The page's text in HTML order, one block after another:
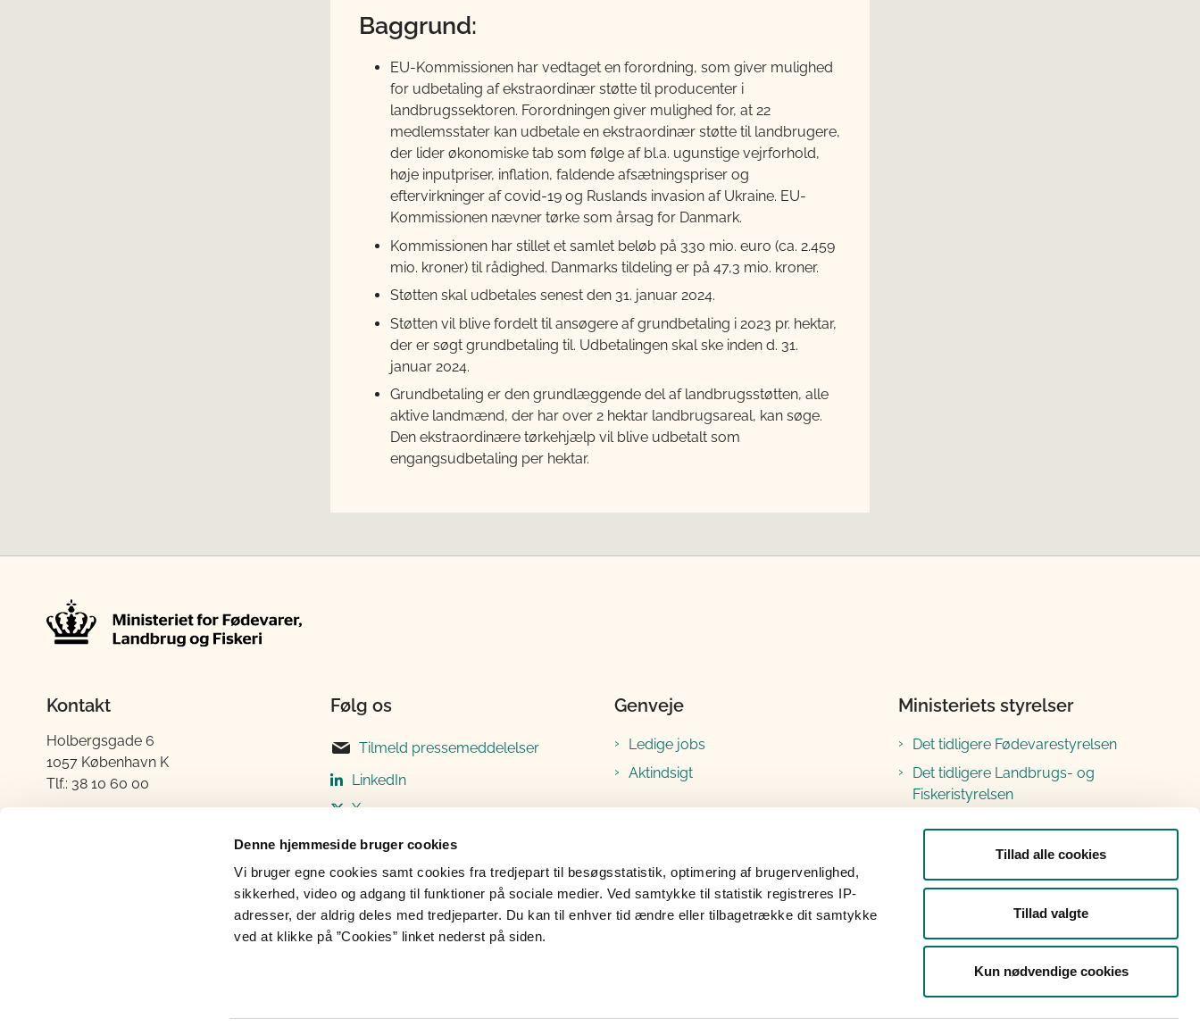
Denne hjemmeside bruger cookies
Vi bruger egne cookies samt cookies fra tredjepart til besøgsstatistik, optimering af brugervenlighed,
sikkerhed, video og adgang til funktioner på sociale medier. Ved samtykke til statistik registreres IP-
adresser, der aldrig deles med tredjeparter. Du kan til enhver tid ændre eller tilbagetrække dit samtykke
ved at klikke på ”Cookies” linket nederst på siden.
Tillad alle cookies
Tillad valgte
Kun nødvendige cookies
Baggrund:
EU-Kommissionen har vedtaget en forordning, som giver mulighed
for udbetaling af ekstraordinær støtte til producenter i
landbrugssektoren. Forordningen giver mulighed for, at 22
medlemsstater kan udbetale en ekstraordinær støtte til landbrugere,
der lider økonomiske tab som følge af bl.a. ugunstige vejrforhold,
høje inputpriser, inflation, faldende afsætningspriser og
eftervirkninger af covid-19 og Ruslands invasion af Ukraine. EU-
Kommissionen nævner tørke som årsag for Danmark.
Kommissionen har stillet et samlet beløb på 330 mio. euro (ca. 2.459
mio. kroner) til rådighed. Danmarks tildeling er på 47,3 mio. kroner.
Støtten skal udbetales senest den 31. januar 2024.
Støtten vil blive fordelt til ansøgere af grundbetaling i 2023 pr. hektar,
der er søgt grundbetaling til. Udbetalingen skal ske inden d. 31.
januar 2024.
Grundbetaling er den grundlæggende del af landbrugsstøtten, alle
aktive landmænd, der har over 2 hektar landbrugsareal, kan søge.
Den ekstraordinære tørkehjælp vil blive udbetalt som
engangsudbetaling per hektar.
Kontakt
Holbergsgade 6
1057 København K
Tlf.: 38 10 60 00
Følg os
Tilmeld pressemeddelelser
LinkedIn
X
Instagram
Facebook
Genveje
Ledige jobs
Aktindsigt
Ministeriets styrelser
Det tidligere Fødevarestyrelsen
Det tidligere Landbrugs- og
Fiskeristyrelsen
Privatlivspolitik Tilgængelighedserklæring Whistleblower Formålsparagraf